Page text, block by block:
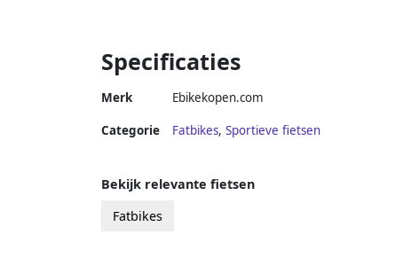
Specificaties
Merk Ebikekopen.com
Categorie Fatbikes, Sportieve fietsen
Bekijk relevante fietsen
Fatbikes